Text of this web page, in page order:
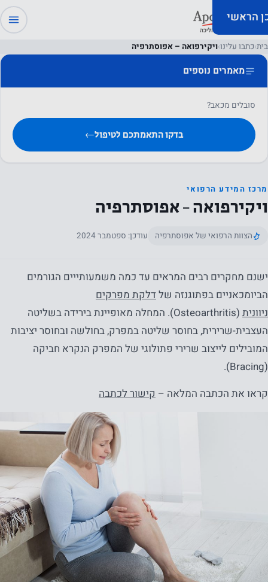
הראשי
בית›כתבו עלינו›ויקירפואה – אפוסתרפיה
מאמרים נוספים
סובלים מכאב?
בדקו התאמתכם לטיפול←
מרכז המידע הרפואי
ויקירפואה – אפוסתרפיה
הצוות הרפואי של אפוסתרפיה עודכן: ספטמבר 2024
ישנם מחקרים רבים המראים עד כמה משמעותייים הגורמים
הביומכאניים בפתוגנזה שלדלקת מפרקים
ניוונית
(Osteoarthritis). המחלה מאופיינת בירידה בשליטה
העצבית-שרירית, בחוסר שליטה במפרק, בחולשה ובחוסר יציבות
המובילים לייצוב שרירי פתולוגי של המפרק הנקרא חביקה
(Bracing).
קראו את הכתבה המלאה – קישור לכתבה